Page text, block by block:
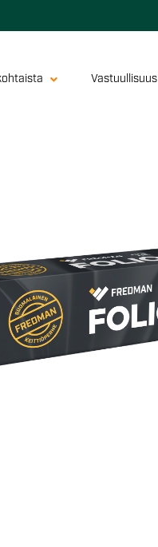
Vastuullisuus